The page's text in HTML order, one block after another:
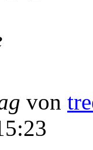
von